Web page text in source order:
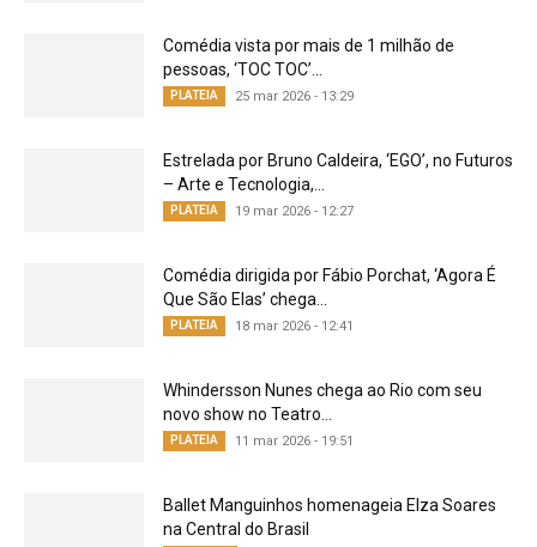
Comédia vista por mais de 1 milhão de
pessoas, ‘TOC TOC’...
PLATEIA 25 mar 2026 - 13:29
Estrelada por Bruno Caldeira, ‘EGO’, no Futuros
– Arte e Tecnologia,...
PLATEIA 19 mar 2026 - 12:27
Comédia dirigida por Fábio Porchat, ‘Agora É
Que São Elas’ chega...
PLATEIA 18 mar 2026 - 12:41
Whindersson Nunes chega ao Rio com seu
novo show no Teatro...
PLATEIA 11 mar 2026 - 19:51
Ballet Manguinhos homenageia Elza Soares
na Central do Brasil